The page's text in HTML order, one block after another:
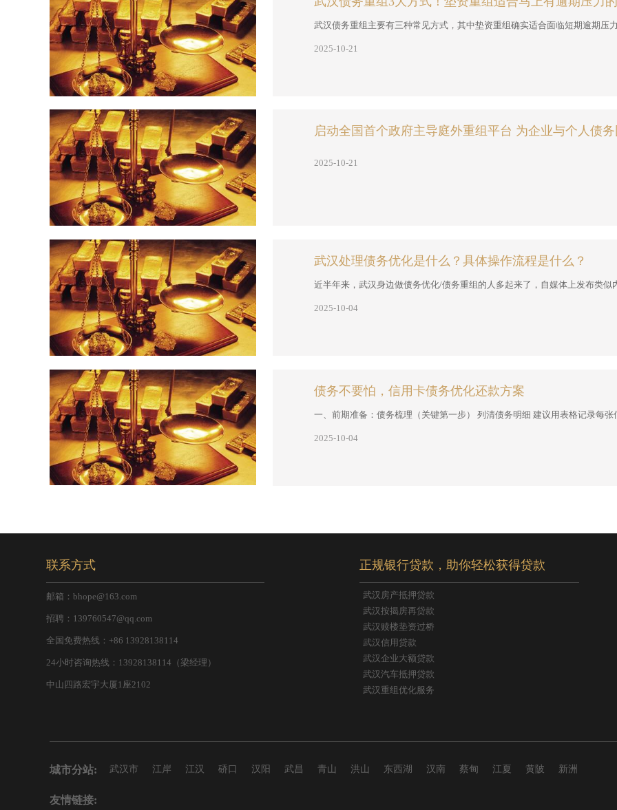
武汉债务重组主要有三种常见方式，其中垫资重组确实适合面临短期逾期压
2025-10-21
启动全国首个政府主导庭外重组平台 为企业与个人债
2025-10-21
武汉处理债务优化是什么？具体操作流程是什么？
近半年来，武汉身边做债务优化/债务重组的人多起来了，自媒体上发布类似
2025-10-04
债务不要怕，信用卡债务优化还款方案
一、前期准备：债务梳理（关键第一步） 列清债务明细 建议用表格记录每张
2025-10-04
联系方式
邮箱：bhope@163.com
招聘：139760547@qq.com
全国免费热线：+86 13928138114
24小时咨询热线：13928138114（梁经理）
中山四路宏宇大厦1座2102
正规银行贷款，助你轻松获得贷款
武汉房产抵押贷款
武汉按揭房再贷款
武汉赎楼垫资过桥
武汉信用贷款
武汉企业大额贷款
武汉汽车抵押贷款
武汉重组优化服务
城市分站: 武汉市 江岸 江汉 硚口 汉阳 武昌 青山 洪山 东西湖 汉南 蔡甸 江夏 黄陂 新洲
友情链接: